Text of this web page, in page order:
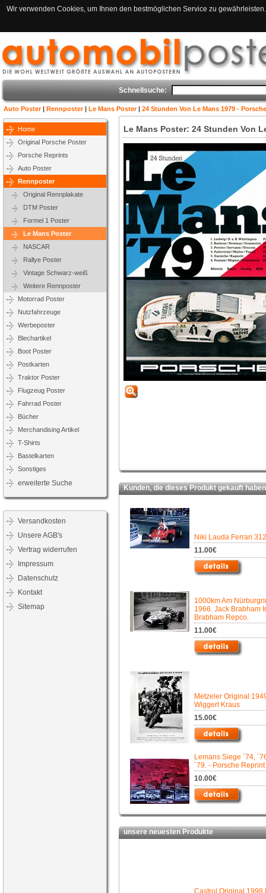
Wir verwenden Cookies, um Ihnen den bestmöglichen Service zu
Schnellsuche:
Auto Poster| Rennposter| Le Mans Poster| 24 Stunden Von Le Mans 1979 -
Home
Original Porsche Poster
Porsche Reprints
Auto Poster
Rennposter
Original Rennplakate
DTM Poster
Formel 1 Poster
Le Mans Poster
NASCAR
Rallye Poster
Vintage Schwarz-weiß
Weitere Rennposter
Motorrad Poster
Nutzfahrzeuge
Werbeposter
Blechartikel
Boot Poster
Postkarten
Traktor Poster
Flugzeug Poster
Fahrrad Poster
Bücher
Merchandising Artikel
T-Shirts
Bastelkarten
Sonstiges
erweiterte Suche
Versandkosten
Unsere AGB's
Vertrag widerrufen
Impressum
Datenschutz
Kontakt
Sitemap
Le Mans Poster: 24 Stunden Von
Kunden, die dieses Produkt gekauft
Niki Lauda Ferrari
11.00€
1000km Am
1966. Jack Brabham
Brabham Repco.
11.00€
Metzeler Original
Wiggerl Kraus
15.00€
Lemans Siege ´74,
´79. - Porsche Reprint
10.00€
unsere neuesten Produkte
Castrol Original 1998